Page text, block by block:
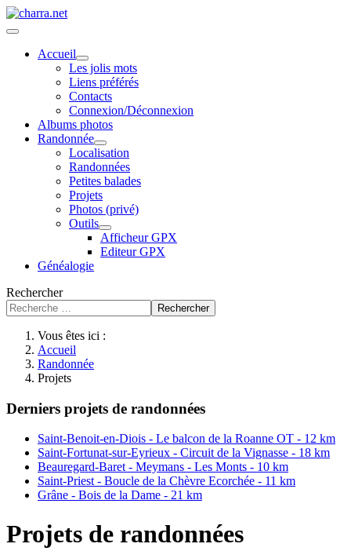
Accueil
Les jolis mots
Liens préférés
Contacts
Connexion/Déconnexion
Albums photos
Randonnée
Localisation
Randonnées
Petites balades
Projets
Photos (privé)
Outils
Afficheur GPX
Editeur GPX
Généalogie
Rechercher
Rechercher
Vous êtes ici :
Accueil
Randonnée
Projets
Derniers projets de randonnées
Saint-Benoit-en-Diois - Le balcon de la Roanne OT - 12 km
Saint-Fortunat-sur-Eyrieux - Circuit de la Vignasse - 18 km
Beauregard-Baret - Meymans - Les Monts - 10 km
Saint-Priest - Boucle de la Chèvre Ecorchée - 11 km
Grâne - Bois de la Dame - 21 km
Projets de randonnées